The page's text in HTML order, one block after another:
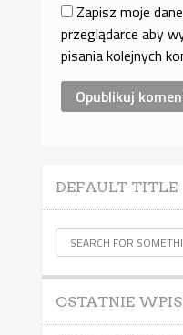
Zapisz moje
przeglądarce aby
pisania kolejnych
DEFAULT TITLE
OSTATNIE